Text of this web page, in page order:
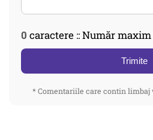
0 caractere :: Număr
Trimite
* Comentariile care contin limbaj